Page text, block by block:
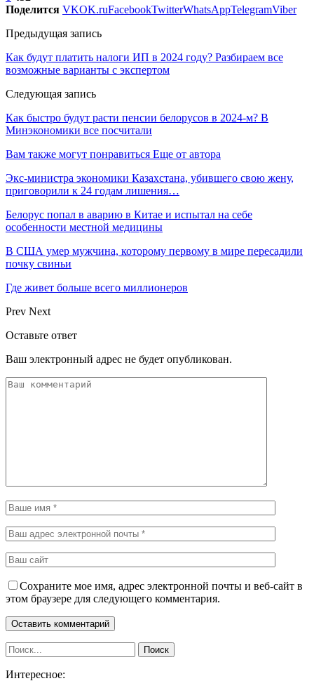
Поделится VKOK.ruFacebookTwitterWhatsAppTelegramViber
Предыдущая запись
Как будут платить налоги ИП в 2024 году? Разбираем все
возможные варианты с экспертом
Следующая запись
Как быстро будут расти пенсии белорусов в 2024-м? В
Минэкономики все посчитали
Вам также могут понравиться Еще от автора
Экс-министра экономики Казахстана, убившего свою жену,
приговорили к 24 годам лишения…
Белорус попал в аварию в Китае и испытал на себе
особенности местной медицины
В США умер мужчина, которому первому в мире пересадили
почку свиньи
Где живет больше всего миллионеров
Prev Next
Оставьте ответ
Ваш электронный адрес не будет опубликован.
Сохраните мое имя, адрес электронной почты и веб-сайт в
этом браузере для следующего комментария.
Интересное: